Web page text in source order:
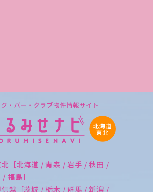
［北海道 / 青森 / 岩手 / 秋田 /
福島］
越［茨城 / 栃木 / 群馬 / 新潟 /